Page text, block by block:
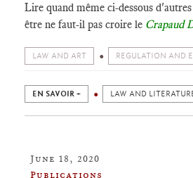
Lire quand même ci-dessous
être ne faut-il pas croire le Crapaud
LAW AND ART REGULATION AND
EN SAVOIR + LAW AND
June 18, 2020
Publications